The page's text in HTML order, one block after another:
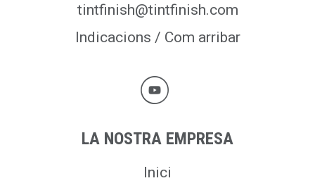
tintfinish@tintfinish.com
Indicacions / Com arribar
LA NOSTRA EMPRESA
Inici